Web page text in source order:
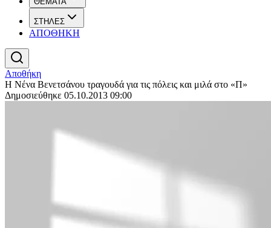
ΣΤΗΛΕΣ
ΑΠΟΘΗΚΗ
Αποθήκη
Η Νένα Βενετσάνου τραγουδά για τις πόλεις και μιλά στο «Π»
Δημοσιεύθηκε 05.10.2013 09:00